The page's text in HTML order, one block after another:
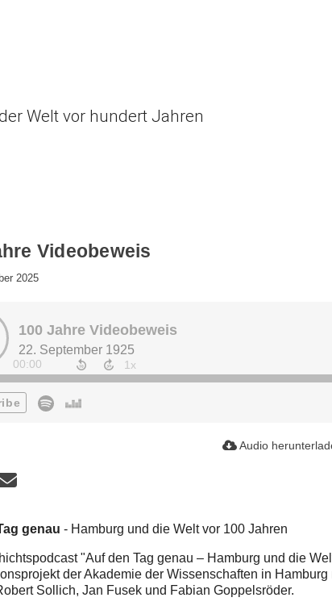
Welt vor hundert Jahren
Videobeweis
2025
100 Jahre Videobeweis
22. September 1925
00:00
Audio
genau - Hamburg und die Welt vor 100 Jahren
"Auf den Tag genau – Hamburg und die
der Akademie der Wissenschaften in
Sollich, Jan Fusek und Fabian Goppelsröder.